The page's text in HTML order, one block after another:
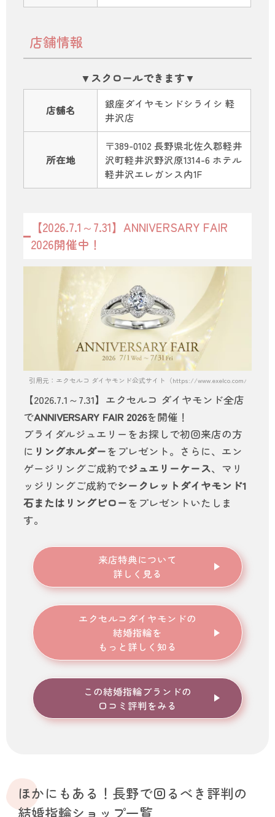
店舗情報
店舗名
銀座ダイヤモンドシライシ 軽
井沢店
所在地
〒389-0102 長野県北佐久郡軽井
沢町軽井沢野沢原1314-6 ホテル
軽井沢エレガンス内1F
【2026.7.1～7.31】ANNIVERSARY FAIR
2026開催中！
引用元：エクセルコ ダイヤモンド公式サイト（https://www.exelco.com/）
【2026.7.1～7.31】エクセルコ ダイヤモンド全店
でANNIVERSARY FAIR 2026を開催！
ブライダルジュエリーをお探しで初回来店の方
に リングホルダーをプレゼント。さらに、エン
ゲージリングご成約でジュエリーケース、マリ
ッジリングご成約でシークレットダイヤモンド1
石またはリングピローをプレゼントいたしま
す。
来店特典について
詳しく見る
エクセルコダイヤモンドの
結婚指輪を
もっと詳しく知る
この結婚指輪ブランドの
口コミ評判をみる
ほかにもある！長野で回るべき評判の
結婚指輪ショップ一覧